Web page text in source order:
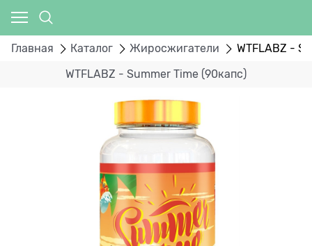
Главная Каталог Жиросжигатели WTFLABZ -
WTFLABZ - Summer Time (90капс)